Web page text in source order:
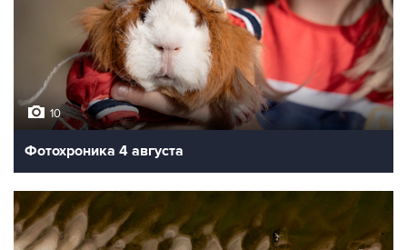
10
Фотохроника 4 августа